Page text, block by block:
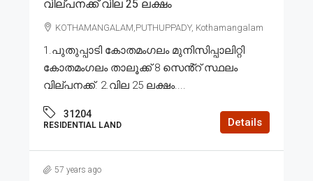
വില്പനക്ക് വില 25 ലക്ഷം
KOTHAMANGALAM,PUTHUPPADY, Kothamangalam
1.പുതുപ്പാടി കോതമംഗലം മുനിസിപ്പാലിറ്റി
കോതമംഗലം താലൂക്ക് 8 സെൻ്റ് സ്ഥലം
വില്പനക്ക്. 2.വില 25 ലക്ഷം....
31204
RESIDENTIAL LAND Details
57 years ago